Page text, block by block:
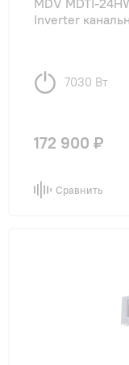
MDV MDTI-
Inverter
7030 Вт
172 900 ₽
Сравнить